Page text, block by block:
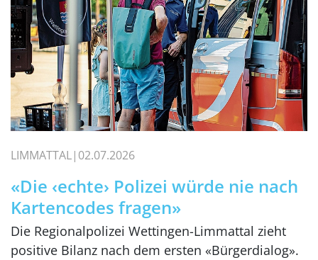
LIMMATTAL 02.07.2026
«Die ‹echte› Polizei würde nie nach
Kartencodes fragen»
Die Regionalpolizei Wettingen-Limmattal zieht
positive Bilanz nach dem ersten «Bürgerdialog».